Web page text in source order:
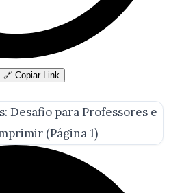
🔗 Copiar Link